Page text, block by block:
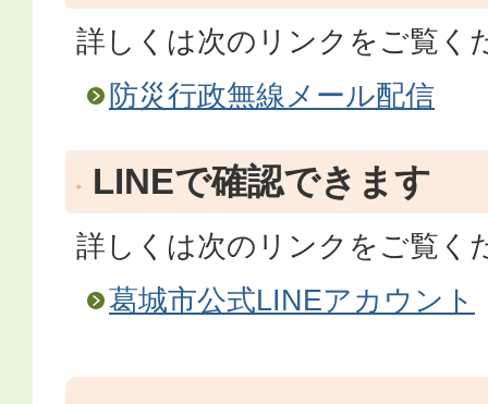
詳しくは次のリンクをご覧く
防災行政無線メール配信
LINEで確認できます
詳しくは次のリンクをご覧く
葛城市公式LINEアカウント